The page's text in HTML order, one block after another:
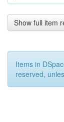
Show full item
Items in
reserved,